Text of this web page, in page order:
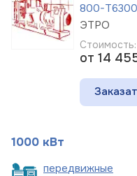
800-
ЭТРО
Стоимость:
от 14
1000 кВт
передвижные